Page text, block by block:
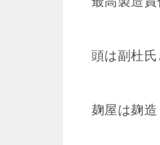
頭は副杜氏
麹屋は麹造